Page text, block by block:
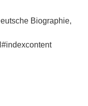
Biographie,